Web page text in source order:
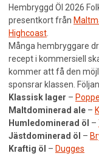
KONTAKT
Hembryggd Öl 2026
presentkort från
Highcoast
Många hembryggare
recept i kommersiell
kommer att få den
sponsrar klassen.
Klassisk lager –
Maltdominerad ale –
Humledominerad öl –
Jästdominerad öl –
Kraftig öl – Dugges